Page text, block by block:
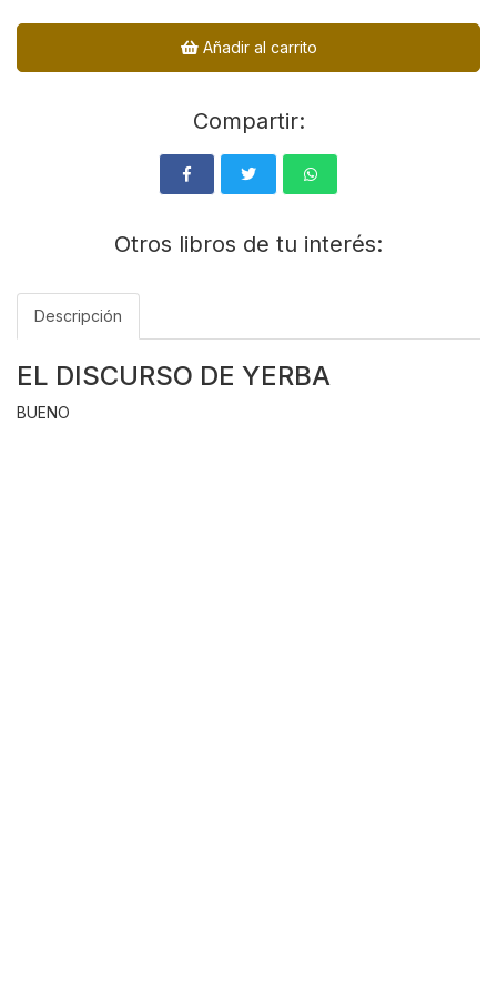
Añadir al carrito
Compartir:
Otros libros de tu interés:
Descripción
EL DISCURSO DE YERBA
BUENO